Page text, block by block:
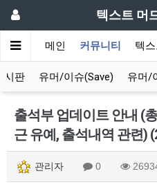
텍스트 머
메인 커뮤니티 텍
시판 유머/이슈(Save) 유머/
출석부 업데이트 안내 (
근 유예, 출석내역 관련)
관리자 0